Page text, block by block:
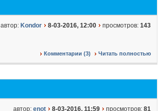
автор: Kondor 8-03-2016, 12:00 просмотров: 143
Комментарии (3) Читать полностью
автор: enot 8-03-2016, 11:59 просмотров: 81